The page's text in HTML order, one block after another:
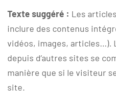
Texte suggéré : Les
inclure des contenus
vidéos, images, articles…).
depuis d’autres sites se
manière que si le visiteur
site.